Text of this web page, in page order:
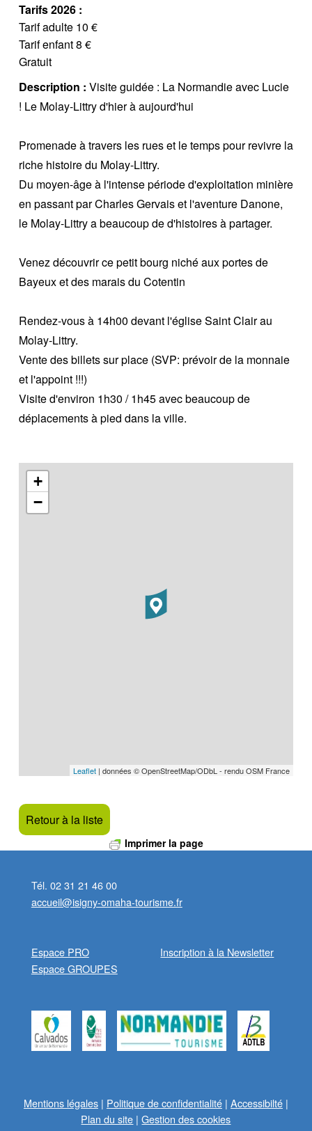
+
−
Leaflet | données © OpenStreetMap/ODbL - rendu OSM France
Tarifs 2026 :
Tarif adulte 10 €
Tarif enfant 8 €
Gratuit
Description : Visite guidée : La Normandie avec Lucie
! Le Molay-Littry d'hier à aujourd'hui
Promenade à travers les rues et le temps pour revivre la
riche histoire du Molay-Littry.
Du moyen-âge à l'intense période d'exploitation minière
en passant par Charles Gervais et l'aventure Danone,
le Molay-Littry a beaucoup de d'histoires à partager.
Venez découvrir ce petit bourg niché aux portes de
Bayeux et des marais du Cotentin
Rendez-vous à 14h00 devant l'église Saint Clair au
Molay-Littry.
Vente des billets sur place (SVP: prévoir de la monnaie
et l'appoint !!!)
Visite d'environ 1h30 / 1h45 avec beaucoup de
déplacements à pied dans la ville.
Retour à la liste
Imprimer la page
Skip back to main navigation
Tél. 02 31 21 46 00
accueil@isigny-omaha-tourisme.fr
Espace PRO
Espace GROUPES
Inscription à la Newsletter
Mentions légales| Politique de confidentialité| Accessibilté|
Plan du site |Gestion des cookies